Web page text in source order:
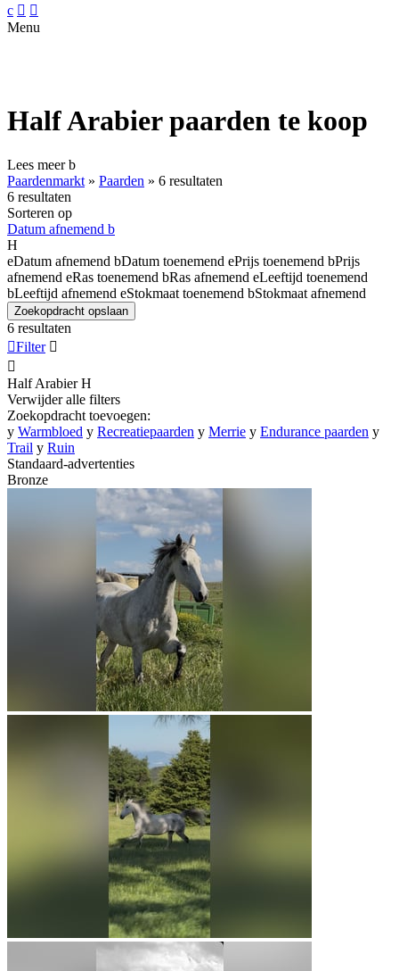
c  
Menu
Half Arabier paarden te koop
Lees meerb
Paardenmarkt » Paarden » 6 resultaten
6 resultaten
Sorteren op
Datum afnemend b
H
eDatum afnemend bDatum toenemend ePrijs toenemend bPrijs
afnemend eRas toenemend bRas afnemend eLeeftijd toenemend
bLeeftijd afnemend eStokmaat toenemend bStokmaat afnemend
Zoekopdracht opslaan
6 resultaten
Filter 

Half Arabier H
Verwijder alle filters
Zoekopdracht toevoegen:
y Warmbloed y Recreatiepaarden y Merrie y Endurance paarden y
Trail y Ruin
Standaard-advertenties
Bronze